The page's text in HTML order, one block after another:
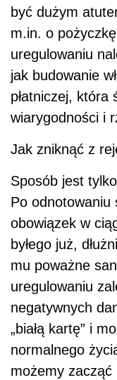
być dużym
m.in. o
uregulowaniu
jak budowanie
płatniczej, która
wiarygodności i
Jak zniknąć z
Sposób jest
Po odnotowaniu
obowiązek w
byłego już,
mu poważne
uregulowaniu
negatywnych
„białą kartę” i
normalnego
możemy zacząć